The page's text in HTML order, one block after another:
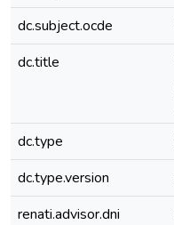
dc.subject.ocde
dc.title
dc.type
dc.type.version
renati.advisor.dni